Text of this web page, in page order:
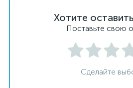
Хотите
Поставьте свою
Сделайте